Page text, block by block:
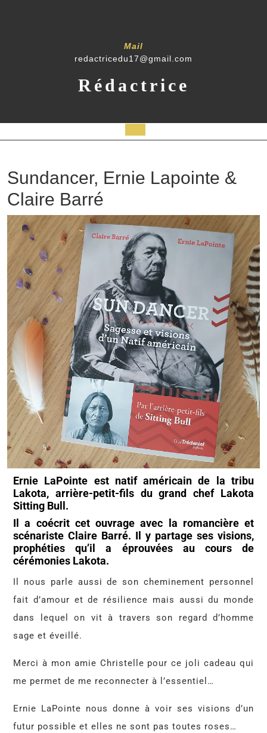
Mail
redactricedu17@gmail.com
Rédactrice
Sundancer, Ernie Lapointe &
Claire Barré
Ernie LaPointe est natif américain de la tribu
Lakota, arrière-petit-fils du grand chef Lakota
Sitting Bull.
Il a coécrit cet ouvrage avec la romancière et
scénariste Claire Barré. Il y partage ses visions,
prophéties qu’il a éprouvées au cours de
cérémonies Lakota.
Il nous parle aussi de son cheminement personnel
fait d’amour et de résilience mais aussi du monde
dans lequel on vit à travers son regard d’homme
sage et éveillé.
Merci à mon amie Christelle pour ce joli cadeau qui
me permet de me reconnecter à l’essentiel…
Ernie LaPointe nous donne à voir ses visions d’un
futur possible et elles ne sont pas toutes roses…